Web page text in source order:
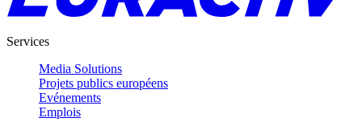
Services
Media Solutions
Projets publics européens
Evénements
Emplois